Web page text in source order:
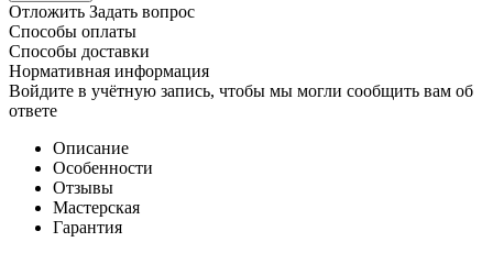
Отложить Задать вопрос
Способы оплаты
Способы доставки
Нормативная информация
Войдите в учётную запись, чтобы мы могли сообщить вам об
ответе
Описание
Особенности
Отзывы
Мастерская
Гарантия